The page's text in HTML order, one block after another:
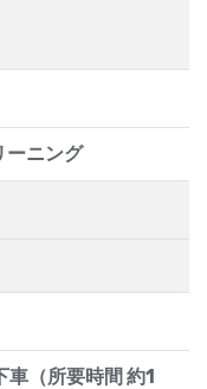
ーニング
車（所要時間 約1